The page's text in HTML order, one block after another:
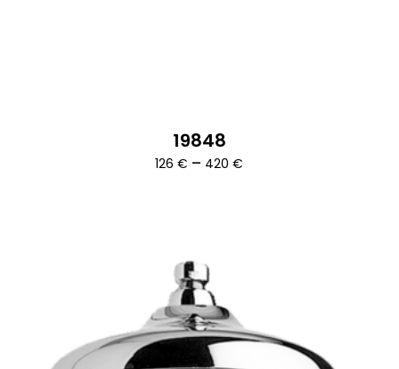
19848
126€ – 420€